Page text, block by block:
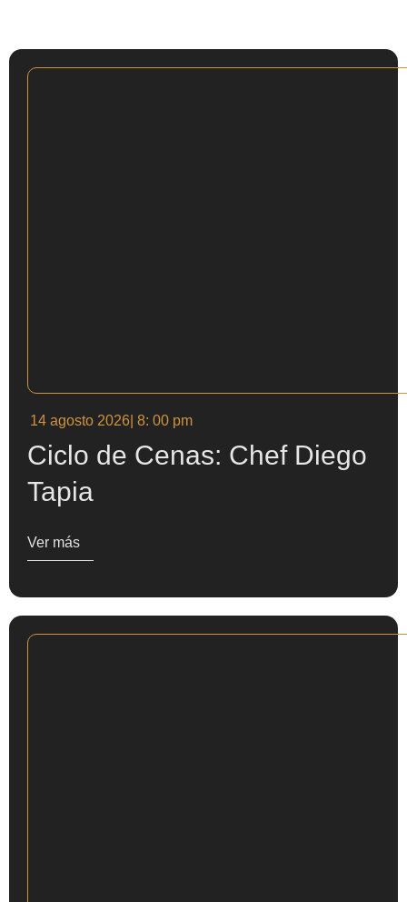
14 agosto 2026 | 8: 00 pm
Ciclo de Cenas: Chef Diego
Tapia
Ver más